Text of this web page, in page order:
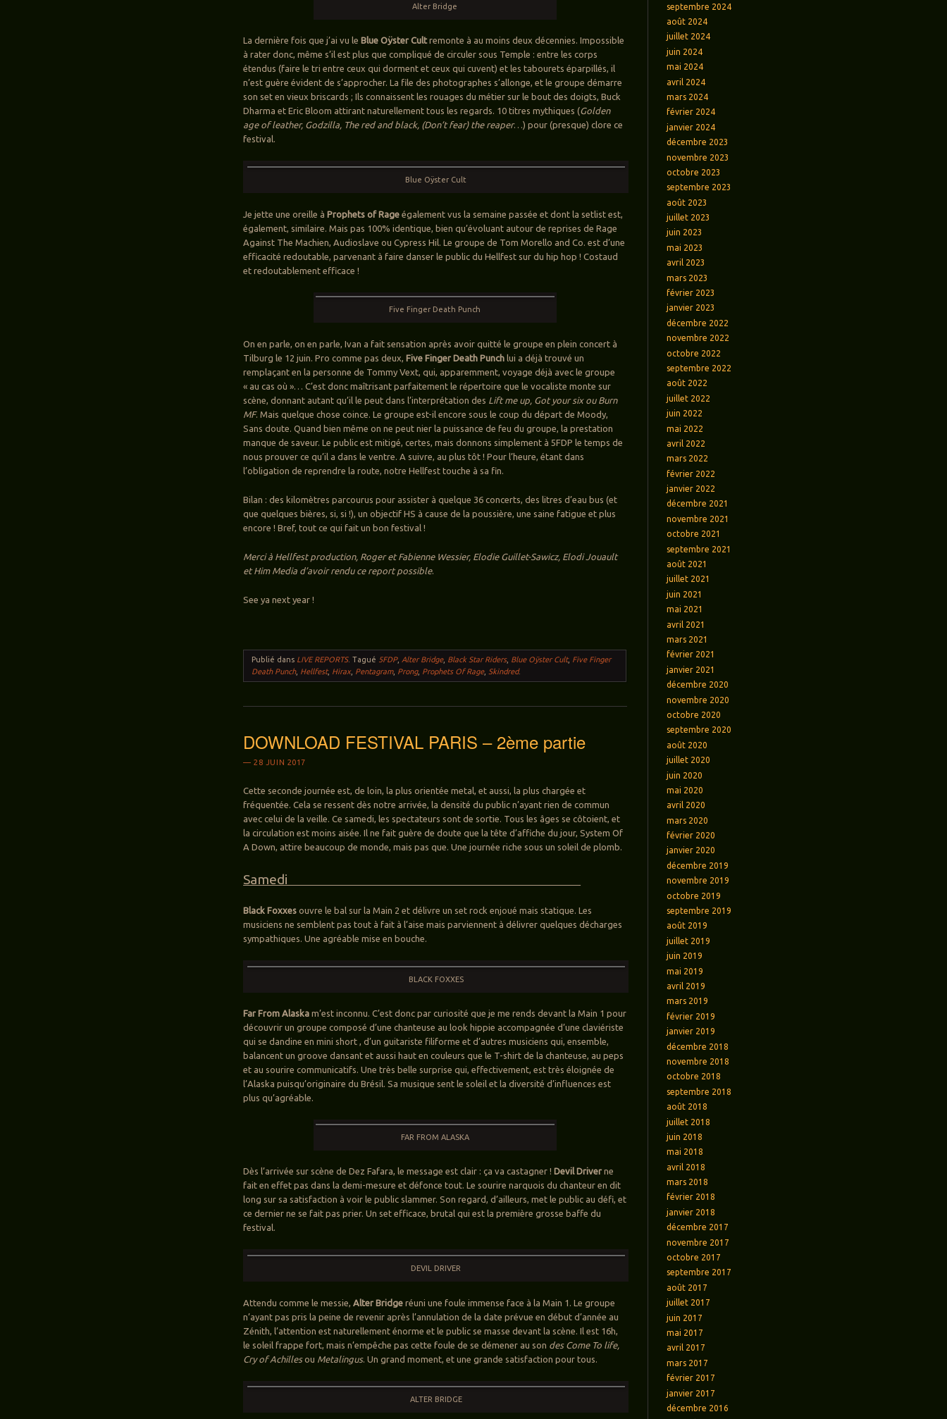
Alter Bridge
La dernière fois que j’ai vu leBlue Oÿster Cultremonte à au moins deux décennies. Impossible
à rater donc, même s’il est plus que compliqué de circuler sous Temple : entre les corps
étendus (faire le tri entre ceux qui dorment et ceux qui cuvent) et les tabourets éparpillés, il
n’est guère évident de s’approcher. La file des photographes s’allonge, et le groupe démarre
son set en vieux briscards ; Ils connaissent les rouages du métier sur le bout des doigts, Buck
Dharma et Eric Bloom attirant naturellement tous les regards. 10 titres mythiques (Golden
age of leather, Godzilla, The red and black, (Don’t fear) the reaper…) pour (presque) clore ce
festival.
Blue Oÿster Cult
Je jette une oreille àProphets of Rage également vus la semaine passée et dont la setlist est,
également, similaire. Mais pas 100% identique, bien qu’évoluant autour de reprises de Rage
Against The Machien, Audioslave ou Cypress Hil. Le groupe de Tom Morello and Co. est d’une
efficacité redoutable, parvenant à faire danser le public du Hellfest sur du hip hop ! Costaud
et redoutablement efficace !
Five Finger Death Punch
On en parle, on en parle, Ivan a fait sensation après avoir quitté le groupe en plein concert à
Tilburg le 12 juin. Pro comme pas deux,Five Finger Death Punch lui a déjà trouvé un
remplaçant en la personne de Tommy Vext, qui, apparemment, voyage déjà avec le groupe
« au cas où »… C’est donc maîtrisant parfaitement le répertoire que le vocaliste monte sur
scène, donnant autant qu’il le peut dans l’interprétation des Lift me up, Got your six ou Burn
MF. Mais quelque chose coince. Le groupe est-il encore sous le coup du départ de Moody,
Sans doute. Quand bien même on ne peut nier la puissance de feu du groupe, la prestation
manque de saveur. Le public est mitigé, certes, mais donnons simplement à 5FDP le temps de
nous prouver ce qu’il a dans le ventre. A suivre, au plus tôt ! Pour l’heure, étant dans
l’obligation de reprendre la route, notre Hellfest touche à sa fin.
Bilan : des kilomètres parcourus pour assister à quelque 36 concerts, des litres d’eau bus (et
que quelques bières, si, si !), un objectif HS à cause de la poussière, une saine fatigue et plus
encore ! Bref, tout ce qui fait un bon festival !
Merci à Hellfest production, Roger et Fabienne Wessier, Elodie Guillet-Sawicz, Elodi Jouault
et Him Media d’avoir rendu ce report possible.
See ya next year !
Publié dans LIVE REPORTS.Tagué 5FDP,Alter Bridge, Black Star Riders, Blue Oÿster Cult, Five Finger
Death Punch, Hellfest, Hirax, Pentagram, Prong, Prophets Of Rage,Skindred.
DOWNLOAD FESTIVAL PARIS – 2ème partie
28 JUIN 2017
Cette seconde journée est, de loin, la plus orientée metal, et aussi, la plus chargée et
fréquentée. Cela se ressent dès notre arrivée, la densité du public n’ayant rien de commun
avec celui de la veille. Ce samedi, les spectateurs sont de sortie. Tous les âges se côtoient, et
la circulation est moins aisée. Il ne fait guère de doute que la tête d’affiche du jour, System Of
A Down, attire beaucoup de monde, mais pas que. Une journée riche sous un soleil de plomb.
Samedi
Black Foxxes ouvre le bal sur la Main 2 et délivre un set rock enjoué mais statique. Les
musiciens ne semblent pas tout à fait à l’aise mais parviennent à délivrer quelques décharges
sympathiques. Une agréable mise en bouche.
BLACK FOXXES
Far From Alaska m’est inconnu. C’est donc par curiosité que je me rends devant la Main 1 pour
découvrir un groupe composé d’une chanteuse au look hippie accompagnée d’une claviériste
qui se dandine en mini short , d’un guitariste filiforme et d’autres musiciens qui, ensemble,
balancent un groove dansant et aussi haut en couleurs que le T-shirt de la chanteuse, au peps
et au sourire communicatifs. Une très belle surprise qui, effectivement, est très éloignée de
l’Alaska puisqu’originaire du Brésil. Sa musique sent le soleil et la diversité d’influences est
plus qu’agréable.
FAR FROM ALASKA
Dès l’arrivée sur scène de Dez Fafara, le message est clair : ça va castagner !Devil Driver ne
fait en effet pas dans la demi-mesure et défonce tout. Le sourire narquois du chanteur en dit
long sur sa satisfaction à voir le public slammer. Son regard, d’ailleurs, met le public au défi, et
ce dernier ne se fait pas prier. Un set efficace, brutal qui est la première grosse baffe du
festival.
DEVIL DRIVER
Attendu comme le messie, Alter Bridgeréuni une foule immense face à la Main 1. Le groupe
n’ayant pas pris la peine de revenir après l’annulation de la date prévue en début d’année au
Zénith, l’attention est naturellement énorme et le public se masse devant la scène. Il est 16h,
le soleil frappe fort, mais n’empêche pas cette foule de se démener au son des Come To life,
Cry of Achillesou Metalingus. Un grand moment, et une grande satisfaction pour tous.
ALTER BRIDGE
septembre 2024
août 2024
juillet 2024
juin 2024
mai 2024
avril 2024
mars 2024
février 2024
janvier 2024
décembre 2023
novembre 2023
octobre 2023
septembre 2023
août 2023
juillet 2023
juin 2023
mai 2023
avril 2023
mars 2023
février 2023
janvier 2023
décembre 2022
novembre 2022
octobre 2022
septembre 2022
août 2022
juillet 2022
juin 2022
mai 2022
avril 2022
mars 2022
février 2022
janvier 2022
décembre 2021
novembre 2021
octobre 2021
septembre 2021
août 2021
juillet 2021
juin 2021
mai 2021
avril 2021
mars 2021
février 2021
janvier 2021
décembre 2020
novembre 2020
octobre 2020
septembre 2020
août 2020
juillet 2020
juin 2020
mai 2020
avril 2020
mars 2020
février 2020
janvier 2020
décembre 2019
novembre 2019
octobre 2019
septembre 2019
août 2019
juillet 2019
juin 2019
mai 2019
avril 2019
mars 2019
février 2019
janvier 2019
décembre 2018
novembre 2018
octobre 2018
septembre 2018
août 2018
juillet 2018
juin 2018
mai 2018
avril 2018
mars 2018
février 2018
janvier 2018
décembre 2017
novembre 2017
octobre 2017
septembre 2017
août 2017
juillet 2017
juin 2017
mai 2017
avril 2017
mars 2017
février 2017
janvier 2017
décembre 2016